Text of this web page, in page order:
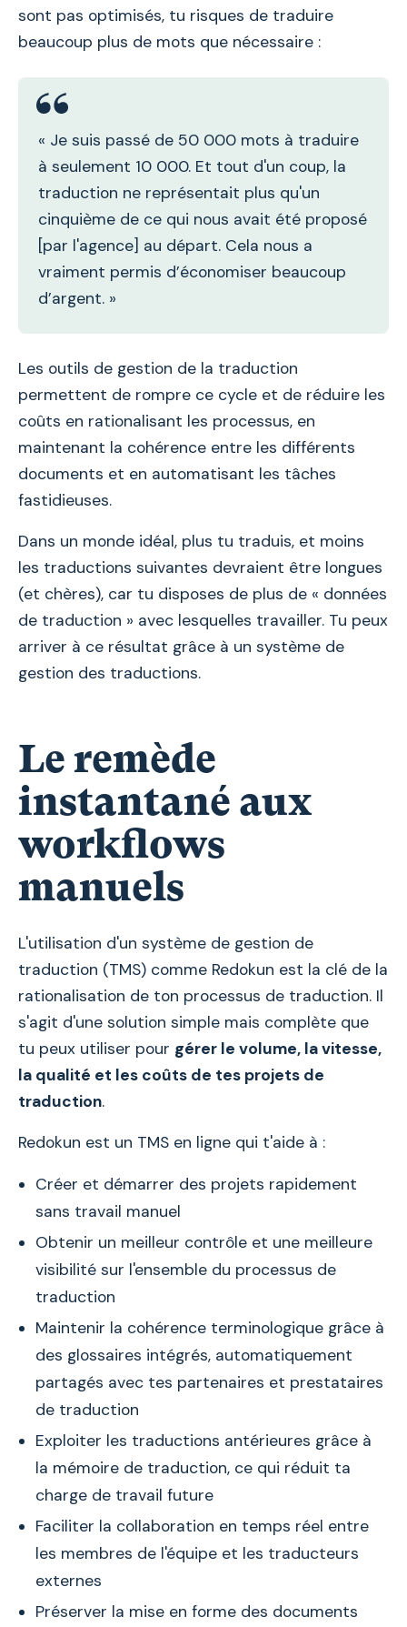
sont pas optimisés, tu risques de traduire
beaucoup plus de mots que nécessaire :
« Je suis passé de 50 000 mots à traduire
à seulement 10 000. Et tout d'un coup, la
traduction ne représentait plus qu'un
cinquième de ce qui nous avait été proposé
[par l'agence] au départ. Cela nous a
vraiment permis d’économiser beaucoup
d’argent. »
Les outils de gestion de la traduction
permettent de rompre ce cycle et de réduire les
coûts en rationalisant les processus, en
maintenant la cohérence entre les différents
documents et en automatisant les tâches
fastidieuses.
Dans un monde idéal, plus tu traduis, et moins
les traductions suivantes devraient être longues
(et chères), car tu disposes de plus de « données
de traduction » avec lesquelles travailler. Tu peux
arriver à ce résultat grâce à un système de
gestion des traductions.
Le remède
instantané aux
workflows
manuels
L'utilisation d'un système de gestion de
traduction (TMS) comme Redokun est la clé de la
rationalisation de ton processus de traduction. Il
s'agit d'une solution simple mais complète que
tu peux utiliser pour gérer le volume, la vitesse,
la qualité et les coûts de tes projets de
traduction.
Redokun est un TMS en ligne qui t'aide à :
Créer et démarrer des projets rapidement
sans travail manuel
Obtenir un meilleur contrôle et une meilleure
visibilité sur l'ensemble du processus de
traduction
Maintenir la cohérence terminologique grâce à
des glossaires intégrés, automatiquement
partagés avec tes partenaires et prestataires
de traduction
Exploiter les traductions antérieures grâce à
la mémoire de traduction, ce qui réduit ta
charge de travail future
Faciliter la collaboration en temps réel entre
les membres de l'équipe et les traducteurs
externes
Préserver la mise en forme des documents